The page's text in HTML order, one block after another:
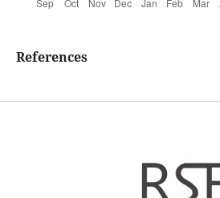
References